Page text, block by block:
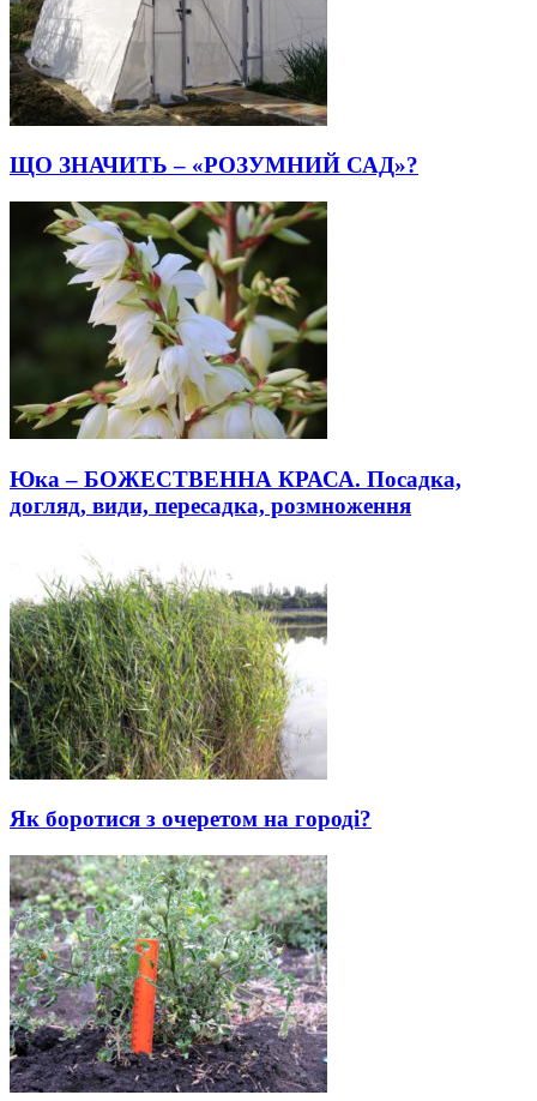
ЩО ЗНАЧИТЬ – «РОЗУМНИЙ САД»?
Юка – БОЖЕСТВЕННА КРАСА. Посадка,
догляд, види, пересадка, розмноження
Як боротися з очеретом на городі?